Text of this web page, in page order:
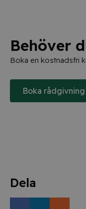
Behöver
Boka en kostnadsfri
Boka rådgivning
Dela